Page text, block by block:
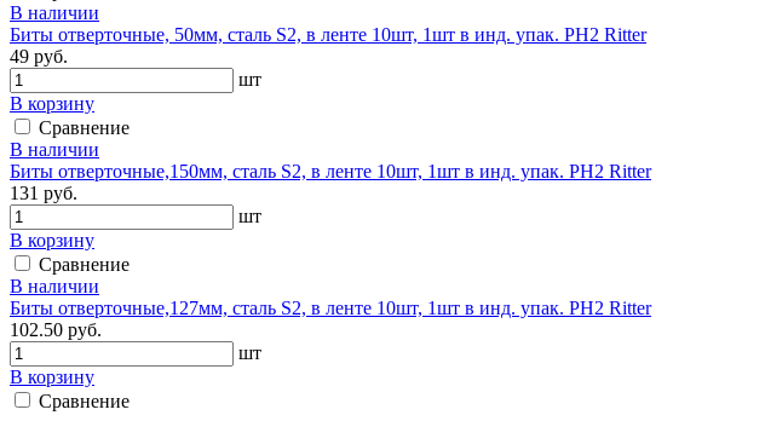
В наличии
Биты отверточные, 50мм, сталь S2, в ленте 10шт, 1шт в инд. упак. PH2 Ritter
49 руб.
шт
В корзину
Сравнение
В наличии
Биты отверточные,150мм, сталь S2, в ленте 10шт, 1шт в инд. упак. PH2 Ritter
131 руб.
шт
В корзину
Сравнение
В наличии
Биты отверточные,127мм, сталь S2, в ленте 10шт, 1шт в инд. упак. PH2 Ritter
102.50 руб.
шт
В корзину
Сравнение